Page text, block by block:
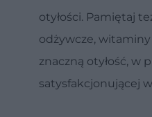
otyłości. Pamiętaj
odżywcze,
znaczną otyłość, w
satysfakcjonującej